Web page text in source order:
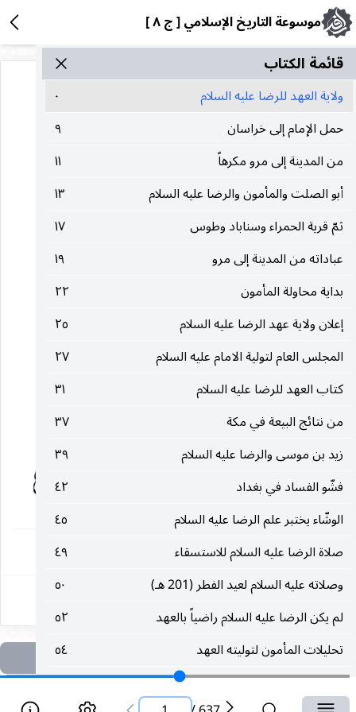
موسوعة التاريخ الإسلامي [ ج ٨ ]
قائمة الکتاب
ولایة العهد للرضا عليه السلام
٠
حمل الإمام إلى خراسان
٩
من المدينة إلى مرو مكرهاً
١١
أبو الصلت والمأمون والرضا عليه السلام
١٣
ثمّ قرية الحمراء وسناباد وطوس
١٧
عباداته من المدينة إلى مرو
١٩
بداية محاولة المأمون
٢٢
إعلان ولاية عهد الرضا عليه السلام
٢٥
المجلس العام لتولية الامام عليه السلام
٢٧
كتاب العهد للرضا عليه السلام
٣١
من نتائج البيعة في مكة
٣٧
زيد بن موسى والرضا عليه السلام
٣٩
فشّو الفساد في بغداد
٤٢
الوشّاء يختبر علم الرضا عليه السلام
٤٥
صلاة الرضا عليه السلام للاستسقاء
٤٩
وصلاته عليه السلام لعيد الفطر (201 هـ)
٥٠
لم يكن الرضا عليه السلام راضياً بالعهد
٥٢
تحليلات المأمون لتوليته العهد
٥٤
وزوجّه بجاريتين قبل ابنته
٥٦
١